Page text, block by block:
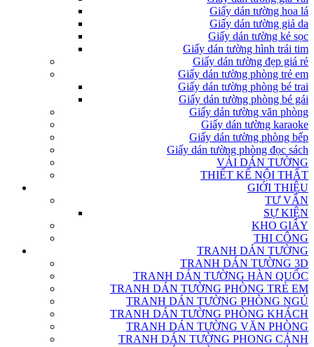
Giấy dán tường hoa lá
Giấy dán tường giả da
Giấy dán tường kẻ sọc
Giấy dán tường hình trái tim
Giấy dán tường đẹp giá rẻ
Giấy dán tường phòng trẻ em
Giấy dán tường phòng bé trai
Giấy dán tường phòng bé gái
Giấy dán tường văn phòng
Giấy dán tường karaoke
Giấy dán tường phòng bếp
Giấy dán tường phòng đọc sách
VẢI DÁN TƯỜNG
THIẾT KẾ NỘI THẤT
GIỚI THIỆU
TƯ VẤN
SỰ KIỆN
KHO GIẤY
THI CÔNG
TRANH DÁN TƯỜNG
TRANH DÁN TƯỜNG 3D
TRANH DÁN TƯỜNG HÀN QUỐC
TRANH DÁN TƯỜNG PHÒNG TRẺ EM
TRANH DÁN TƯỜNG PHÒNG NGỦ
TRANH DÁN TƯỜNG PHÒNG KHÁCH
TRANH DÁN TƯỜNG VĂN PHÒNG
TRANH DÁN TƯỜNG PHONG CẢNH